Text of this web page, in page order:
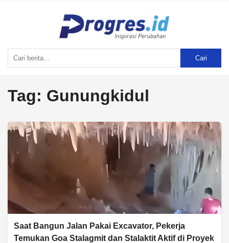
Cari
Tag: Gunungkidul
Saat Bangun Jalan Pakai Excavator, Pekerja
Temukan Goa Stalagmit dan Stalaktit Aktif di Proyek